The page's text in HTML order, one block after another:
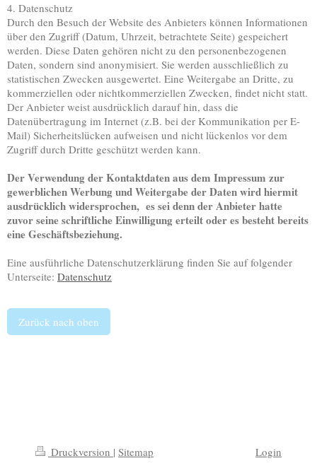
4. Datenschutz
Durch den Besuch der Website des Anbieters können Informationen
über den Zugriff (Datum, Uhrzeit, betrachtete Seite) gespeichert
werden. Diese Daten gehören nicht zu den personenbezogenen
Daten, sondern sind anonymisiert. Sie werden ausschließlich zu
statistischen Zwecken ausgewertet. Eine Weitergabe an Dritte, zu
kommerziellen oder nichtkommerziellen Zwecken, findet nicht statt.
Der Anbieter weist ausdrücklich darauf hin, dass die
Datenübertragung im Internet (z.B. bei der Kommunikation per E-
Mail) Sicherheitslücken aufweisen und nicht lückenlos vor dem
Zugriff durch Dritte geschützt werden kann.
Der Verwendung der Kontaktdaten aus dem Impressum zur
gewerblichen Werbung und Weitergabe der Daten wird hiermit
ausdrücklich widersprochen, es sei denn der Anbieter hatte
zuvor seine schriftliche Einwilligung erteilt oder es besteht bereits
eine Geschäftsbeziehung.
Eine ausführliche Datenschutzerklärung finden Sie auf folgender
Unterseite: Datenschutz
Zurück nach oben
Druckversion | Sitemap
Login